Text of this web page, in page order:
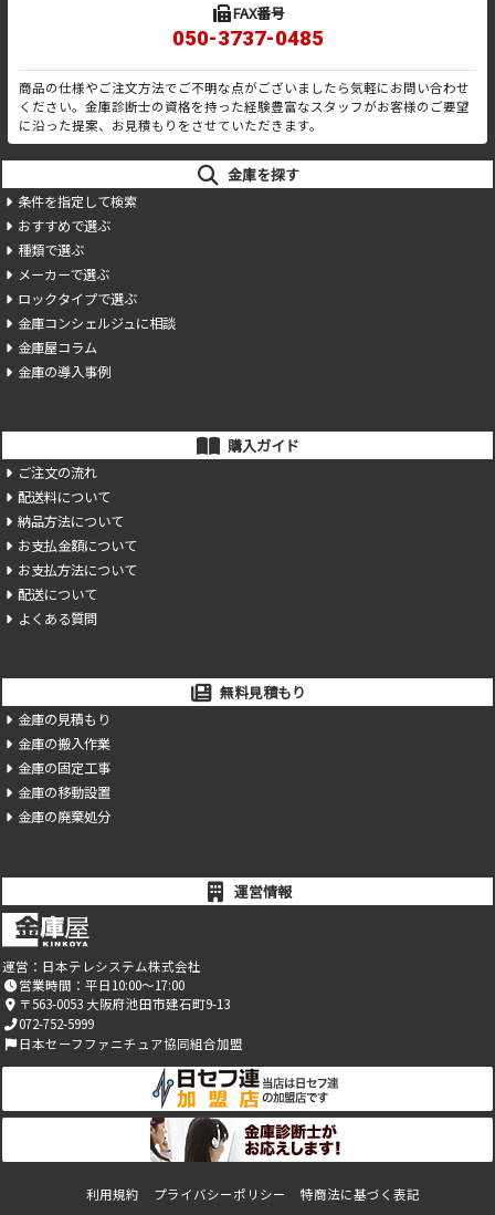
FAX番号
050-3737-0485
商品の仕様やご注文方法でご不明な点がございましたら気軽にお問い合わせ
ください。金庫診断士の資格を持った経験豊富なスタッフがお客様のご要望
に沿った提案、お見積もりをさせていただきます。
運営情報
運営： 日本テレシステム株式会社
営業時間：平日10:00～17:00
〒563-0053 大阪府池田市建石町9-13
072-752-5999
日本セーフファニチュア協同組合加盟
金庫を探す
条件を指定して検索
おすすめで選ぶ
種類で選ぶ
メーカーで選ぶ
ロックタイプで選ぶ
金庫コンシェルジュに相談
金庫屋コラム
金庫の導入事例
購入ガイド
ご注文の流れ
配送料について
納品方法について
お支払金額について
お支払方法について
配送について
よくある質問
無料見積もり
金庫の見積もり
金庫の搬入作業
金庫の固定工事
金庫の移動設置
金庫の廃棄処分
利用規約 プライバシーポリシー 特商法に基づく表記